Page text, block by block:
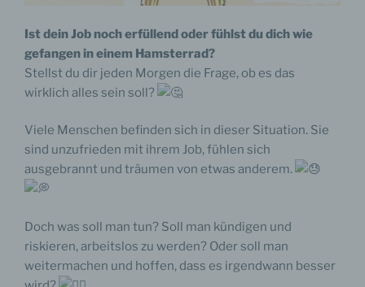
Ist dein Job noch erfüllend oder fühlst du dich wie
gefangen in einem Hamsterrad?
Stellst du dir jeden Morgen die Frage, ob es das
wirklich alles sein soll?
Viele Menschen befinden sich in dieser Situation. Sie
sind unzufrieden mit ihrem Job, fühlen sich
ausgebrannt und träumen von etwas anderem.
Doch was soll man tun? Soll man kündigen und
riskieren, arbeitslos zu werden? Oder soll man
weitermachen und hoffen, dass es irgendwann besser